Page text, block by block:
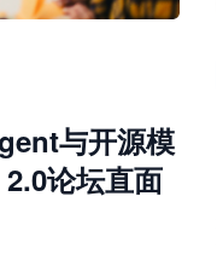
与开源模
论坛直面